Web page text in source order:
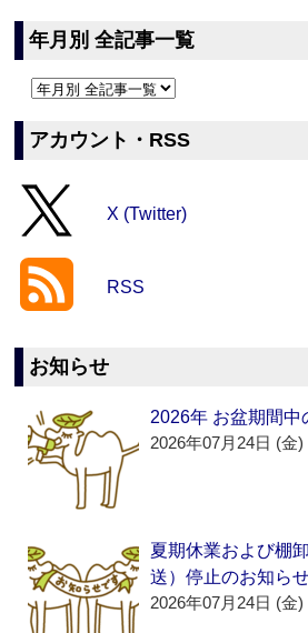
年月別 全記事一覧
アカウント・RSS
X (Twitter)
RSS
お知らせ
2026年 お盆期間
2026年07月24日 (金)
夏期休業および棚
送）停止のお知ら
2026年07月24日 (金)